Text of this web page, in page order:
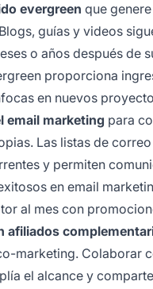
evergreen que
guías y videos
o años después de
proporciona
en nuevos
email marketing para
Las listas de
y permiten
en email
al mes con
afiliados
marketing. Colaborar
el alcance y